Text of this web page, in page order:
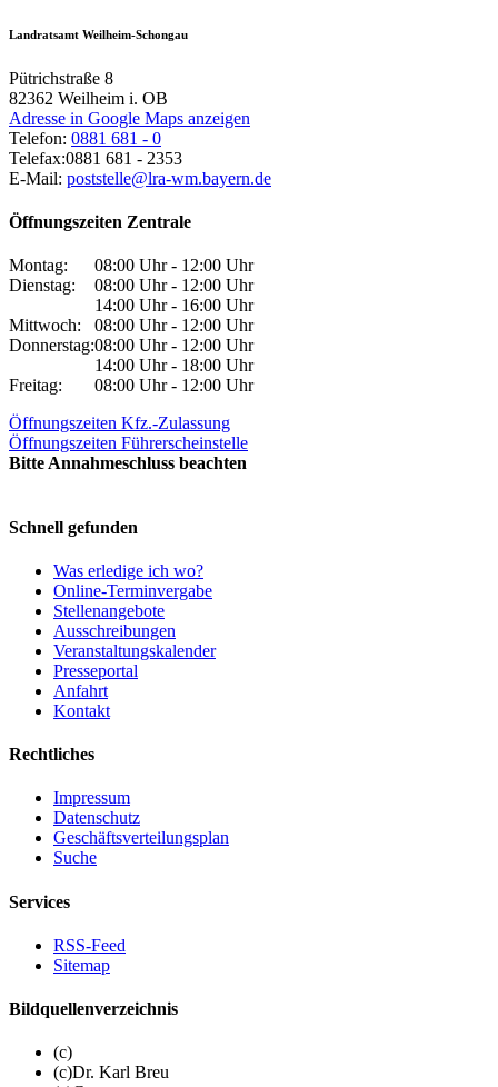
Landratsamt Weilheim-Schongau
Pütrichstraße 8
82362 Weilheim i. OB
Adresse in Google Maps anzeigen
Telefon: 0881 681 - 0
Telefax:0881 681 - 2353
E-Mail: poststelle@lra-wm.bayern.de
Öffnungszeiten Zentrale
Montag:
08:00 Uhr - 12:00 Uhr
Dienstag:
08:00 Uhr - 12:00 Uhr
14:00 Uhr - 16:00 Uhr
Mittwoch:
08:00 Uhr - 12:00 Uhr
Donnerstag:08:00 Uhr - 12:00 Uhr
14:00 Uhr - 18:00 Uhr
Freitag:
08:00 Uhr - 12:00 Uhr
Öffnungszeiten Kfz.-Zulassung
Öffnungszeiten Führerscheinstelle
Bitte Annahmeschluss beachten
Schnell gefunden
Was erledige ich wo?
Online-Terminvergabe
Stellenangebote
Ausschreibungen
Veranstaltungskalender
Presseportal
Anfahrt
Kontakt
Rechtliches
Impressum
Datenschutz
Geschäftsverteilungsplan
Suche
Services
RSS-Feed
Sitemap
Bildquellenverzeichnis
(c)
(c)Dr. Karl Breu